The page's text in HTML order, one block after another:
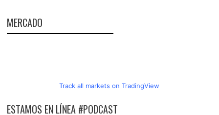
MERCADO
Track all markets on TradingView
ESTAMOS EN LÍNEA #PODCAST